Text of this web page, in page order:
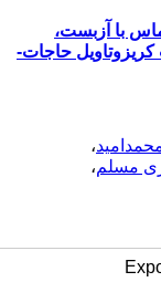
با آزبست،
حاجات-
،
مسلم،